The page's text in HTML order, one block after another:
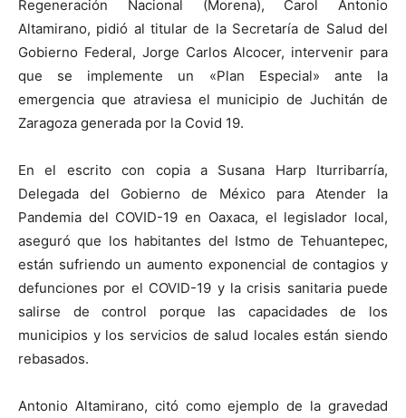
Regeneración Nacional (Morena), Carol Antonio
Altamirano, pidió al titular de la Secretaría de Salud del
Gobierno Federal, Jorge Carlos Alcocer, intervenir para
que se implemente un «Plan Especial» ante la
emergencia que atraviesa el municipio de Juchitán de
Zaragoza generada por la Covid 19.
En el escrito con copia a Susana Harp Iturribarría,
Delegada del Gobierno de México para Atender la
Pandemia del COVID-19 en Oaxaca, el legislador local,
aseguró que los habitantes del Istmo de Tehuantepec,
están sufriendo un aumento exponencial de contagios y
defunciones por el COVID-19 y la crisis sanitaria puede
salirse de control porque las capacidades de los
municipios y los servicios de salud locales están siendo
rebasados.
Antonio Altamirano, citó como ejemplo de la gravedad